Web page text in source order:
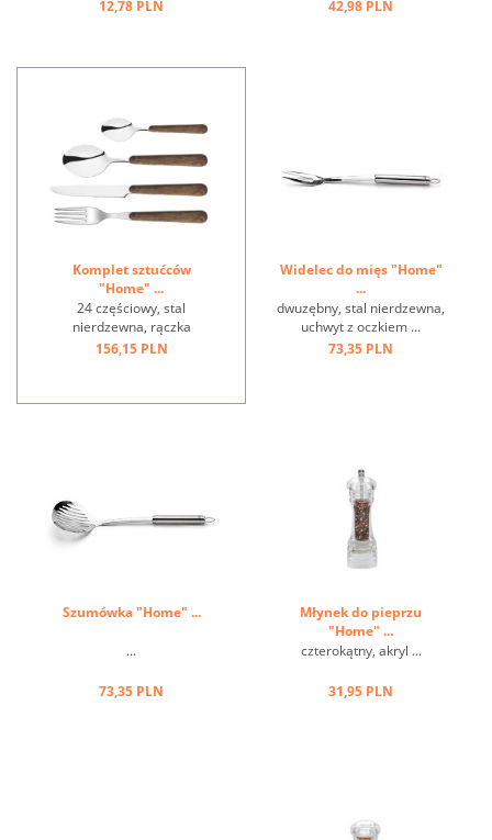
12,78 PLN 42,98 PLN
Komplet sztućców
"Home" ...
24 częściowy, stal
nierdzewna, rączka
brązowa, imitacja drewna,
156,15 PLN
Widelec do mięs "Home"
...
dwuzębny, stal nierdzewna,
uchwyt z oczkiem ...
73,35 PLN
Szumówka "Home" ...
...
73,35 PLN
Młynek do pieprzu
"Home" ...
czterokątny, akryl ...
31,95 PLN